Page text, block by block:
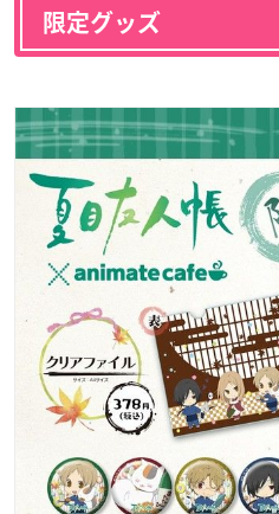
限定グッズ